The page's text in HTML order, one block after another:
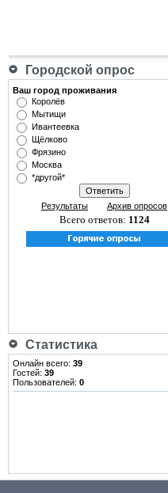
Городской опрос
Ваш город проживания
Королёв
Мытищи
Ивантеевка
Щёлково
Фрязино
Москва
*другой*
Результаты Архив опросов
Всего ответов: 1124
Статистика
Онлайн всего: 39
Гостей: 39
Пользователей: 0